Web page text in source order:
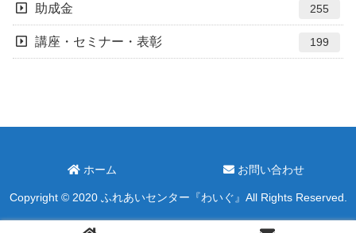
助成金 255
講座・セミナー・表彰 199
ホーム お問い合わせ
Copyright © 2020 ふれあいセンター『わいぐ』All Rights Reserved.